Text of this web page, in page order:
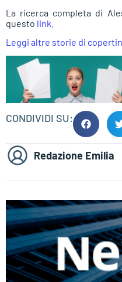
La ricerca completa di
questo link.
Leggi altre storie di
CONDIVIDI SU:
Redazione Emilia